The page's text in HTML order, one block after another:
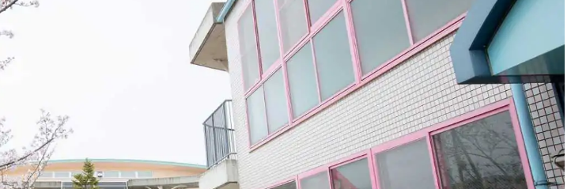
ふたばっこブログアーカイブ
よくあるご質問
保育内容について
持ち物について
給食について
入園について
小規模保育施設について
採用について
ふたぱーく
園内の環境
あいあいホール
給食室
」
ム
キンダーカウンセリング
ふたぷぅマーケット
入園についてのよくあるご質問
入園についてのお問い合わせ
よくあるご質問
し込み・お問い合わせ
わせについて